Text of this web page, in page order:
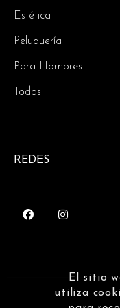
Estética
Peluquería
Para Hombres
Todos
REDES
El sitio
utiliza